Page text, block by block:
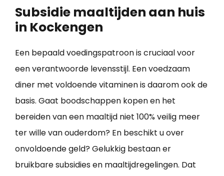
Subsidie maaltijden aan huis
in Kockengen
Een bepaald voedingspatroon is cruciaal voor
een verantwoorde levensstijl. Een voedzaam
diner met voldoende vitaminen is daarom ook de
basis. Gaat boodschappen kopen en het
bereiden van een maaltijd niet 100% veilig meer
ter wille van ouderdom? En beschikt u over
onvoldoende geld? Gelukkig bestaan er
bruikbare subsidies en maaltijdregelingen. Dat